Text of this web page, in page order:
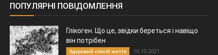
ПОПУЛЯРНІ ПОВІДОМЛЕННЯ
Глікоген. Що це, звідки береться і навіщо
він потрібен
Здоровий спосіб життя 16.10.2021